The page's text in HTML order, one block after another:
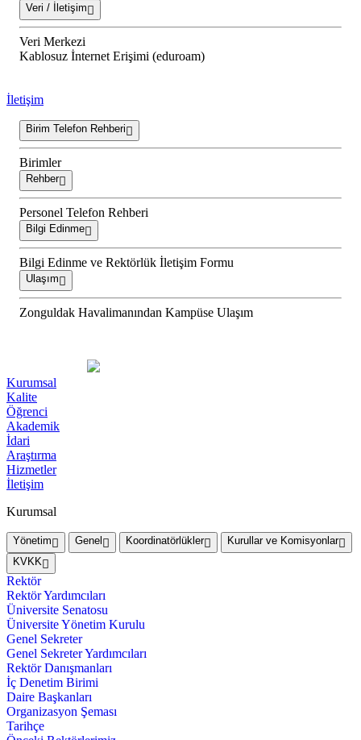
Veri / İletişim
Veri Merkezi
Kablosuz İnternet Erişimi (eduroam)
İletişim
Birim Telefon Rehberi
Birimler
Rehber
Personel Telefon Rehberi
Bilgi Edinme
Bilgi Edinme ve Rektörlük İletişim Formu
Ulaşım
Zonguldak Havalimanından Kampüse Ulaşım
Kurumsal
Kalite
Öğrenci
Akademik
İdari
Araştırma
Hizmetler
İletişim
Kurumsal
Yönetim Genel Koordinatörlükler
Kurullar ve Komisyonlar
KVKK
Rektör
Rektör Yardımcıları
Üniversite Senatosu
Üniversite Yönetim Kurulu
Genel Sekreter
Genel Sekreter Yardımcıları
Rektör Danışmanları
İç Denetim Birimi
Daire Başkanları
Organizasyon Şeması
Tarihçe